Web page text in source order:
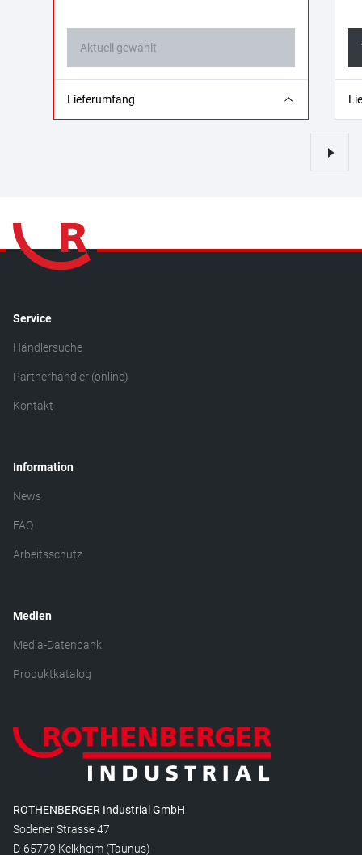
Lieferumfang
Aktuell gewählt
4 Stäbe 2
Service
Händlersuche
Partnerhändler (online)
Kontakt
Information
News
FAQ
Arbeitsschutz
Medien
Media-Datenbank
Produktkatalog
ROTHENBERGER Industrial GmbH
Sodener Strasse 47
D-65779 Kelkheim (Taunus)